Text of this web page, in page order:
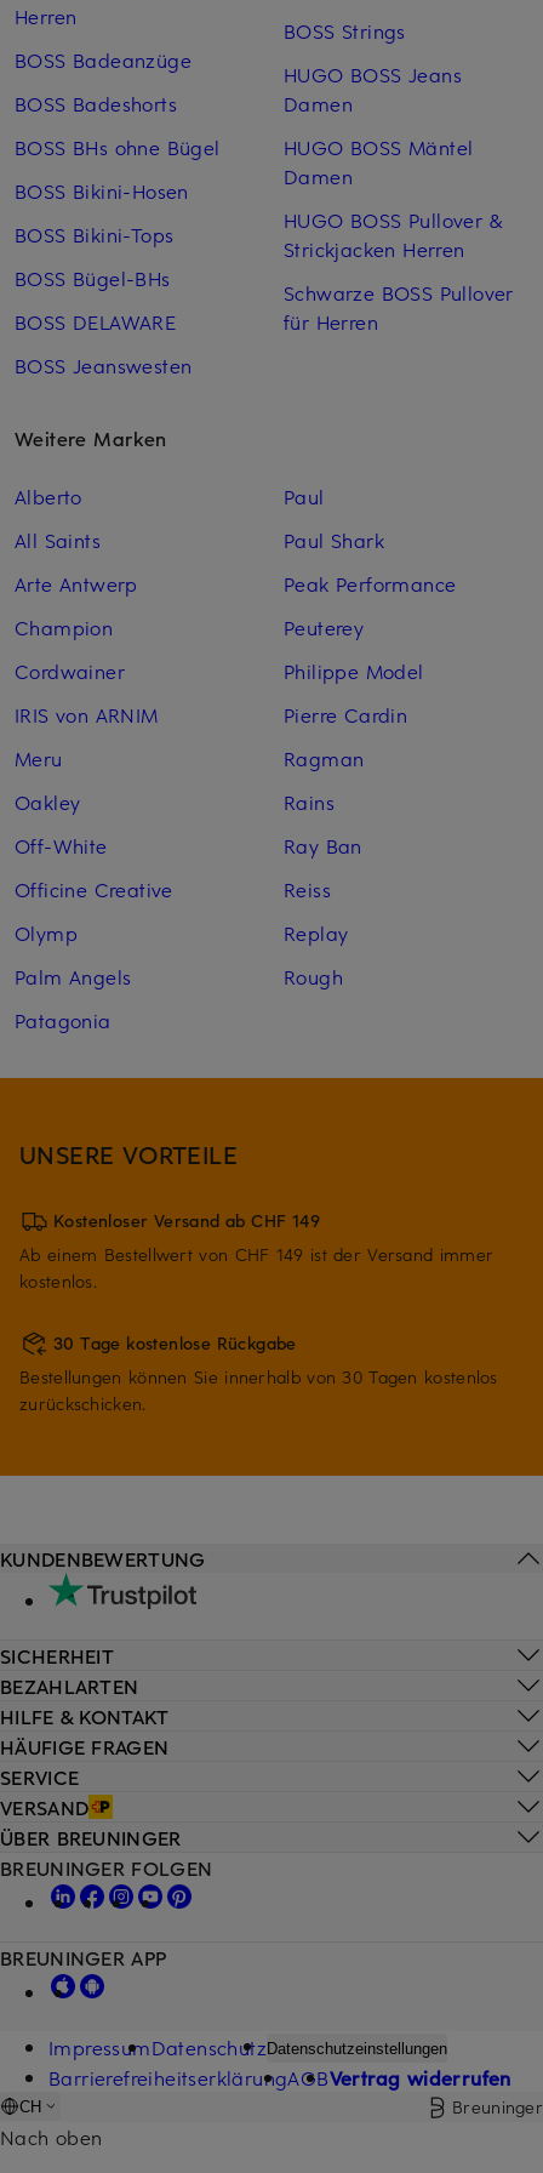
Herren
BOSS Badeanzüge
BOSS Badeshorts
BOSS BHs ohne Bügel
BOSS Bikini-Hosen
BOSS Bikini-Tops
BOSS Bügel-BHs
BOSS DELAWARE
BOSS Jeanswesten
BOSS Strings
HUGO BOSS Jeans
Damen
HUGO BOSS Mäntel
Damen
HUGO BOSS Pullover &
Strickjacken Herren
Schwarze BOSS Pullover
für Herren
Weitere Marken
Alberto
All Saints
Arte Antwerp
Champion
Cordwainer
IRIS von ARNIM
Meru
Oakley
Off-White
Officine Creative
Olymp
Palm Angels
Patagonia
Paul
Paul Shark
Peak Performance
Peuterey
Philippe Model
Pierre Cardin
Ragman
Rains
Ray Ban
Reiss
Replay
Rough
UNSERE VORTEILE
Kostenloser Versand ab CHF 149
Ab einem Bestellwert von CHF 149 ist der Versand immer
kostenlos.
30 Tage kostenlose Rückgabe
Bestellungen können Sie innerhalb von 30 Tagen kostenlos
zurückschicken.
HILFE & KONTAKT
HÄUFIGE FRAGEN
SERVICE
VERSAND
KUNDENBEWERTUNG
SICHERHEIT
BEZAHLARTEN
ÜBER BREUNINGER
BREUNINGER FOLGEN
BREUNINGER APP
ImpressumDatenschutzDatenschutzeinstellungen
BarrierefreiheitserklärungAGBVertrag widerrufen
CH Breuninger
Nach oben